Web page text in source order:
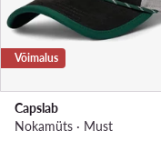
Võimalus
Capslab
Nokamüts · Must